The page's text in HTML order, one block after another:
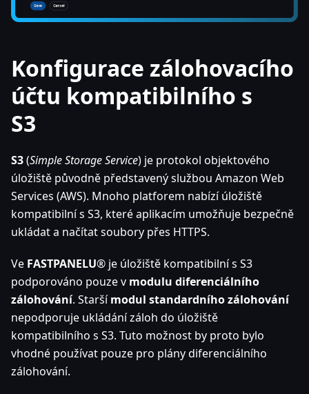
Konfigurace zálohovacího
účtu kompatibilního s
S3
S3(Simple Storage Service) je protokol objektového
úložiště původně představený službou Amazon Web
Services (AWS). Mnoho platforem nabízí úložiště
kompatibilní s S3, které aplikacím umožňuje bezpečně
ukládat a načítat soubory přes HTTPS.
Ve FASTPANELU® je úložiště kompatibilní s S3
podporováno pouze v modulu diferenciálního
zálohování. Staršímodul standardního zálohování
nepodporuje ukládání záloh do úložiště
kompatibilního s S3. Tuto možnost by proto bylo
vhodné používat pouze pro plány diferenciálního
zálohování.